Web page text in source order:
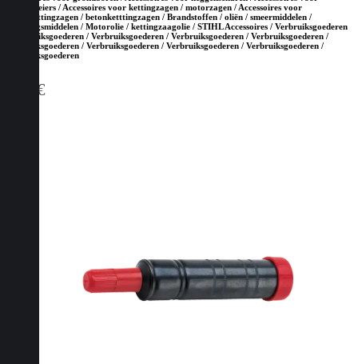
hoogsnoeiers / Accessoires voor kettingzagen / motorzagen / Accessoires voor
steenketttingzagen / betonketttingzagen / Brandstoffen / oliën / smeermiddelen /
reinigingsmiddelen / Motorolie / kettingzaagolie / STIHL Accessoires / Verbruiksgoederen
/ Verbruiksgoederen / Verbruiksgoederen / Verbruiksgoederen / Verbruiksgoederen /
Verbruiksgoederen / Verbruiksgoederen / Verbruiksgoederen / Verbruiksgoederen /
Verbruiksgoederen
€